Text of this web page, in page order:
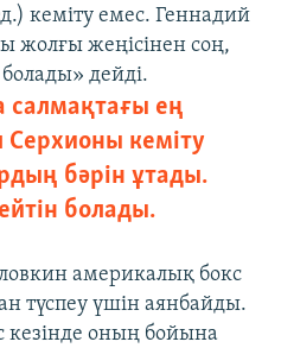
кеміту емес. Геннадий
жолғы жеңісінен соң,
дейді.
салмақтағы ең
кеміту
бәрін ұтады.
болады.
америкалық бокс
түспеу үшін аянбайды.
кезінде оның бойына